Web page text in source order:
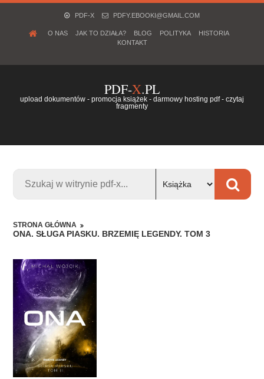
PDF-X PDFY.EBOOKI@GMAIL.COM
O NAS JAK TO DZIAŁA? BLOG POLITYKA
HISTORIA
KONTAKT
PDF-X.PL
upload dokumentów - promocja książek - darmowy hosting pdf - czytaj
fragmenty
STRONA GŁÓWNA
ONA. SŁUGA PIASKU. BRZEMIĘ LEGENDY. TOM 3